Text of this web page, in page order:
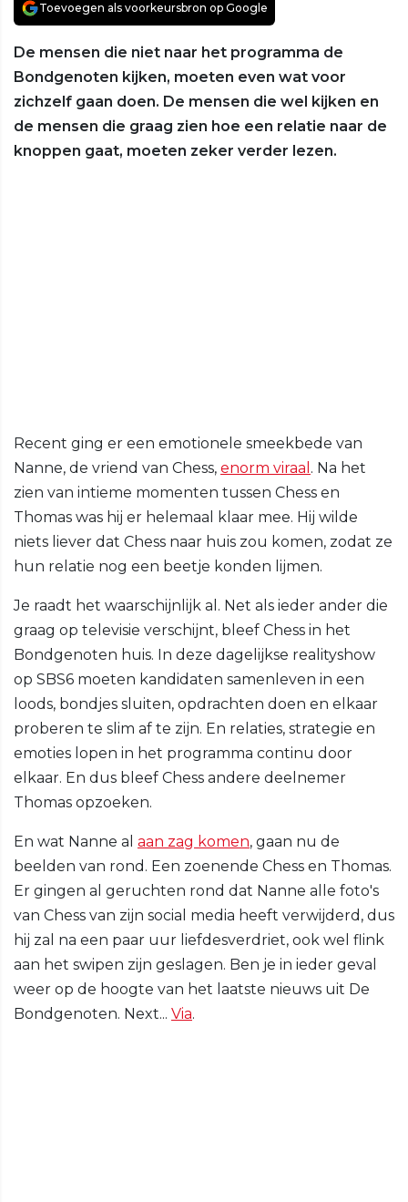
Toevoegen als voorkeursbron op Google
De mensen die niet naar het programma de
Bondgenoten kijken, moeten even wat voor
zichzelf gaan doen. De mensen die wel kijken en
de mensen die graag zien hoe een relatie naar de
knoppen gaat, moeten zeker verder lezen.
Recent ging er een emotionele smeekbede van
Nanne, de vriend van Chess, enorm viraal . Na het
zien van intieme momenten tussen Chess en
Thomas was hij er helemaal klaar mee. Hij wilde
niets liever dat Chess naar huis zou komen, zodat ze
hun relatie nog een beetje konden lijmen.
Je raadt het waarschijnlijk al. Net als ieder ander die
graag op televisie verschijnt, bleef Chess in het
Bondgenoten huis. In deze dagelijkse realityshow
op SBS6 moeten kandidaten samenleven in een
loods, bondjes sluiten, opdrachten doen en elkaar
proberen te slim af te zijn. En relaties, strategie en
emoties lopen in het programma continu door
elkaar. En dus bleef Chess andere deelnemer
Thomas opzoeken.
En wat Nanne al aan zag komen, gaan nu de
beelden van rond. Een zoenende Chess en Thomas.
Er gingen al geruchten rond dat Nanne alle foto's
van Chess van zijn social media heeft verwijderd, dus
hij zal na een paar uur liefdesverdriet, ook wel flink
aan het swipen zijn geslagen. Ben je in ieder geval
weer op de hoogte van het laatste nieuws uit De
Bondgenoten. Next... Via.